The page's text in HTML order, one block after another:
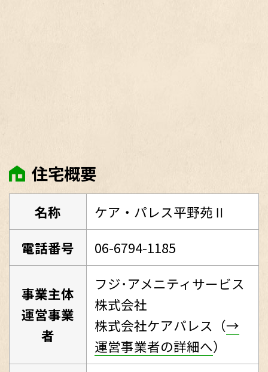
住宅概要
名称
ケア・パレス平野苑Ⅱ
電話番号
06-6794-1185
事業主体
運営事業
者
フジ･アメニティサービス
株式会社
株式会社ケアパレス（→
運営事業者の詳細へ）